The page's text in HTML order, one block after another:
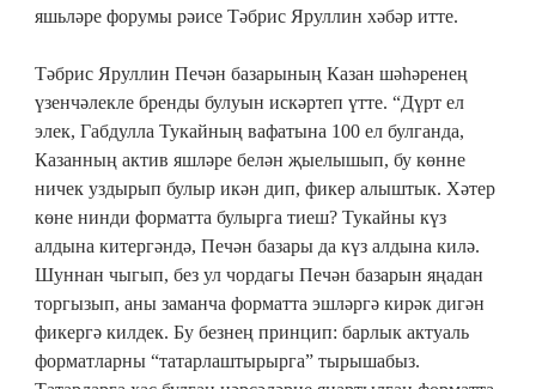
яшьләре форумы рәисе Тәбрис Яруллин хәбәр итте.
Тәбрис Яруллин Печән базарының Казан шәһәренең
үзенчәлекле бренды булуын искәртеп үтте. “Дүрт ел
элек, Габдулла Тукайның вафатына 100 ел булганда,
Казанның актив яшләре белән җыелышып, бу көнне
ничек уздырып булыр икән дип, фикер алыштык. Хәтер
көне нинди форматта булырга тиеш? Тукайны күз
алдына китергәндә, Печән базары да күз алдына килә.
Шуннан чыгып, без ул чордагы Печән базарын яңадан
торгызып, аны заманча форматта эшләргә кирәк дигән
фикергә килдек. Бу безнең принцип: барлык актуаль
форматларны “татарлаштырырга” тырышабыз.